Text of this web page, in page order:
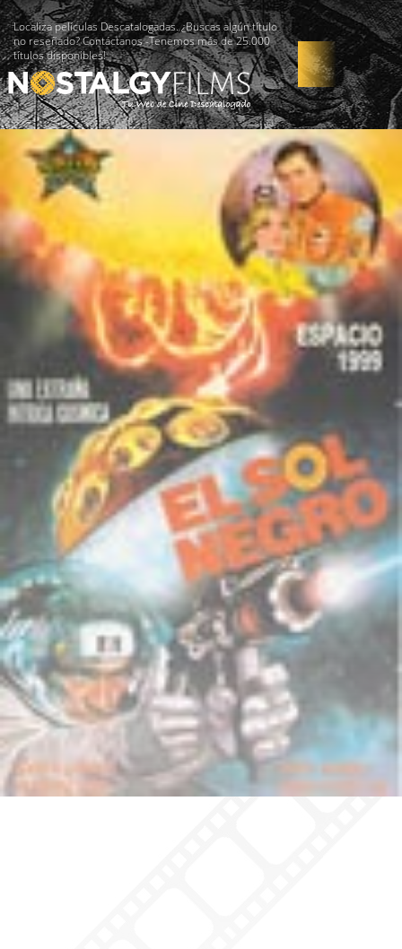
Localiza películas Descatalogadas. ¿Buscas algún título
no reseñado? Contáctanos -Tenemos más de 25.000
títulos disponibles!